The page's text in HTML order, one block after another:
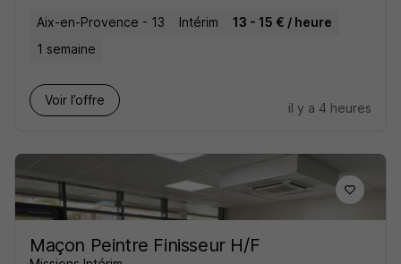
Aix-en-Provence - 13 Intérim
13 - 15 € / heure
1 semaine
Voir l’offre
il y a 4 heures
Maçon Peintre Finisseur H/F